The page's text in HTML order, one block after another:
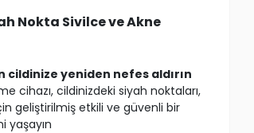
Nokta Sivilce ve Akne
yeniden nefes aldırın
cihazı, cildinizdeki siyah noktaları,
geliştirilmiş etkili ve güvenli bir
yaşayın